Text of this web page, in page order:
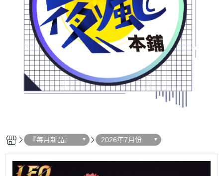
『每月新品』 2026年7月份